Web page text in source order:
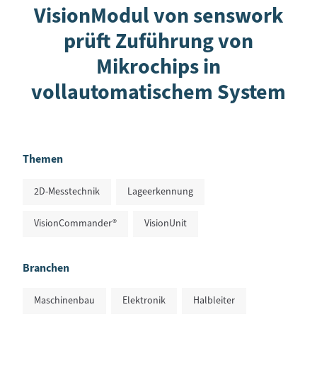
VisionModul von senswork
prüft Zuführung von
Mikrochips in
vollautomatischem System
Themen
2D-Messtechnik Lageerkennung
VisionCommander® VisionUnit
Branchen
Maschinenbau Elektronik Halbleiter